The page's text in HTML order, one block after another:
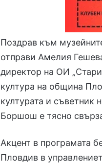
Поздрав към
отправи Амелия
директор на ОИ
култура на община
културата и
Боршош е тясно
Акцент в програмата
Пловдив в